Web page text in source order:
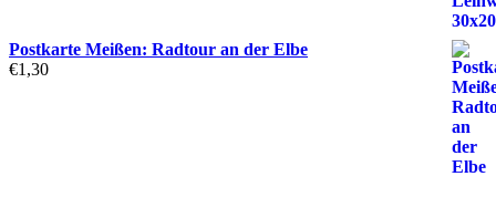
Postkarte Meißen: Radtour an der Elbe
€1,30